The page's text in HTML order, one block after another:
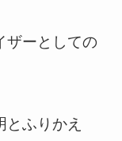
ザーとしての
ふりかえ